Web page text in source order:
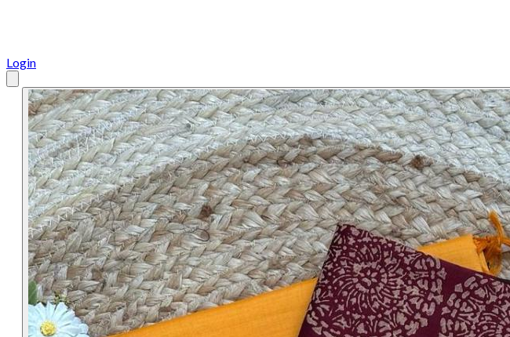
Login